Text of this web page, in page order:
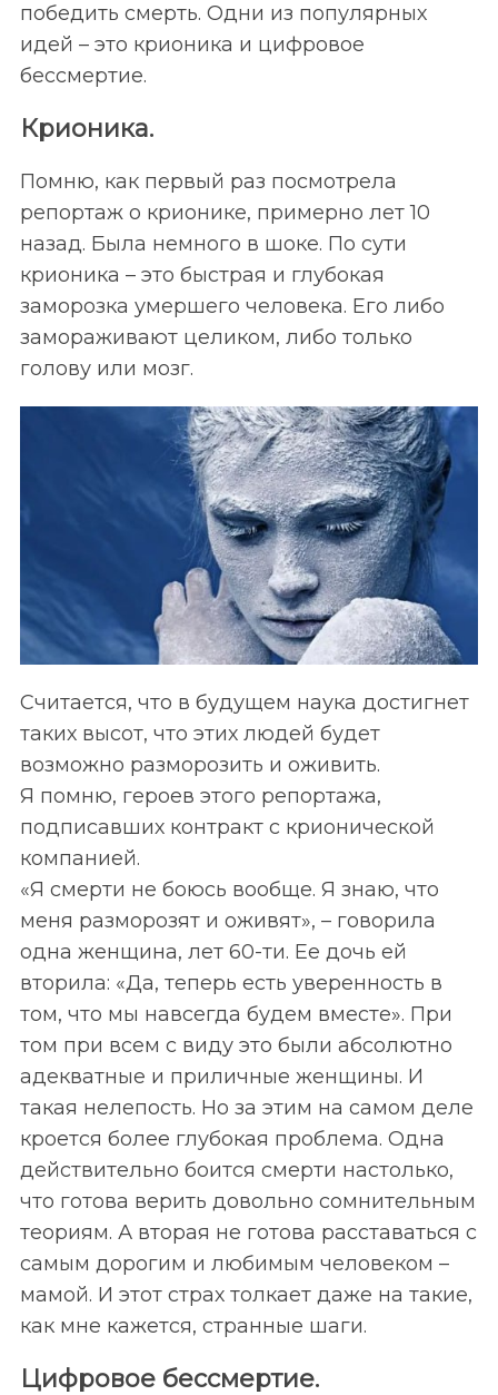
победить смерть. Одни из популярных
идей – это крионика и цифровое
бессмертие.
Крионика.
Помню, как первый раз посмотрела
репортаж о крионике, примерно лет 10
назад. Была немного в шоке. По сути
крионика – это быстрая и глубокая
заморозка умершего человека. Его либо
замораживают целиком, либо только
голову или мозг.
Считается, что в будущем наука достигнет
таких высот, что этих людей будет
возможно разморозить и оживить.
Я помню, героев этого репортажа,
подписавших контракт с крионической
компанией.
«Я смерти не боюсь вообще. Я знаю, что
меня разморозят и оживят», – говорила
одна женщина, лет 60-ти. Ее дочь ей
вторила: «Да, теперь есть уверенность в
том, что мы навсегда будем вместе». При
том при всем с виду это были абсолютно
адекватные и приличные женщины. И
такая нелепость. Но за этим на самом деле
кроется более глубокая проблема. Одна
действительно боится смерти настолько,
что готова верить довольно сомнительным
теориям. А вторая не готова расставаться с
самым дорогим и любимым человеком –
мамой. И этот страх толкает даже на такие,
как мне кажется, странные шаги.
Цифровое бессмертие.